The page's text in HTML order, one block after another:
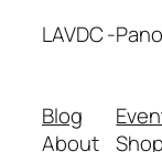
LAVDC -
Blog
About
Shop